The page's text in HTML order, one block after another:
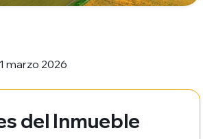
marzo 2026
del Inmueble